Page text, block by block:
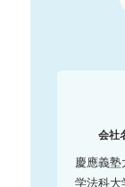
会社
慶應義
学法科大